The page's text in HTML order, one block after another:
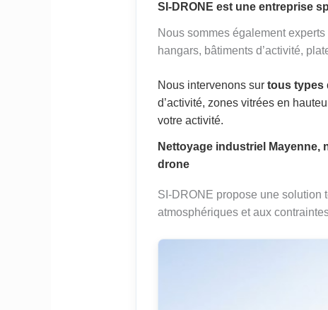
SI-DRONE est une entreprise
Nous sommes également experts
hangars, bâtiments d’activité,
Nous intervenons sur tous types
d’activité, zones vitrées en
votre activité.
Nettoyage industriel Mayenne,
drone
SI-DRONE propose une solution
atmosphériques et aux